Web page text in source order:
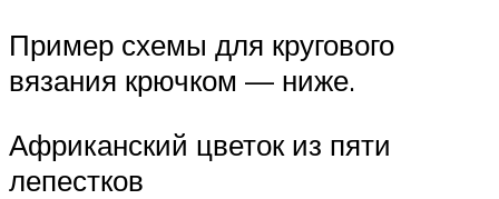
Пример схемы для кругового
вязания крючком — ниже.
Африканский цветок из пяти
лепестков